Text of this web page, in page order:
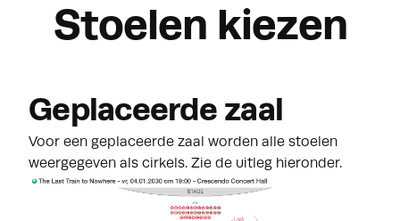
Stoelen kiezen
Geplaceerde zaal
Voor een geplaceerde zaal worden alle stoelen
weergegeven als cirkels. Zie de uitleg hieronder.